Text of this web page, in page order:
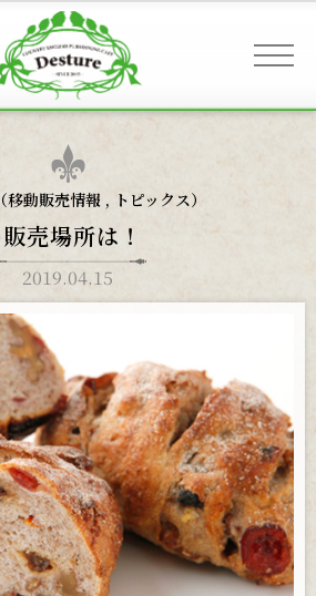
移動販売情報, トピックス）
売場所は！
2019.04.15